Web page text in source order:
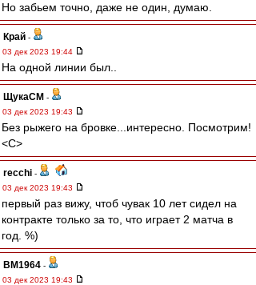
Но забьем точно, даже не один, думаю.
Край -
03 дек 2023 19:44
На одной линии был..
ЩукаСМ -
03 дек 2023 19:43
Без рыжего на бровке...интересно. Посмотрим!
<C>
recchi -
03 дек 2023 19:43
первый раз вижу, чтоб чувак 10 лет сидел на
контракте только за то, что играет 2 матча в
год. %)
BM1964 -
03 дек 2023 19:43